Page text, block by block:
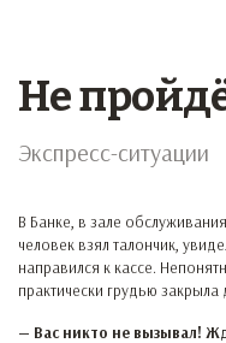
Не
Экспресс-ситуации
В Банке, в зале
человек взял талончик,
направился к кассе.
практически грудью закрыла
— Вас никто не вызывал!